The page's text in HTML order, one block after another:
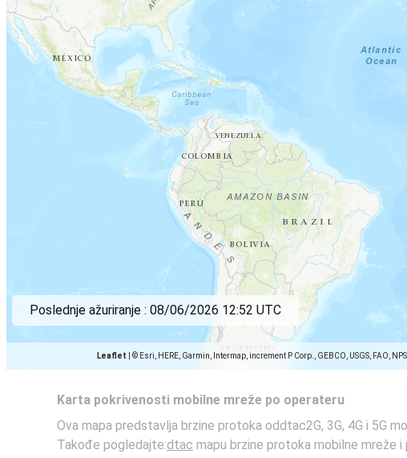
Leaflet © Esri, HERE, Garmin, Intermap, increment P Corp., GEBCO, USGS, FAO,
Poslednje ažuriranje : 08/06/2026 12:52 UTC
Karta pokrivenosti mobilne mreže po operateru
Ova mapa predstavlja brzine protoka oddtac2G, 3G, 4G i 5G
Takođe pogledajte:dtac mapu brzine protoka mobilne mreže